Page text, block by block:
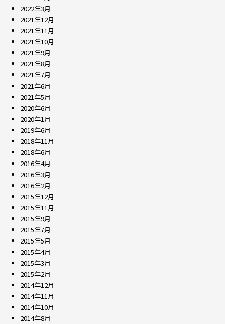
2022年3月
2021年12月
2021年11月
2021年10月
2021年9月
2021年8月
2021年7月
2021年6月
2021年5月
2020年6月
2020年1月
2019年6月
2018年11月
2018年6月
2016年4月
2016年3月
2016年2月
2015年12月
2015年11月
2015年9月
2015年7月
2015年5月
2015年4月
2015年3月
2015年2月
2014年12月
2014年11月
2014年10月
2014年8月